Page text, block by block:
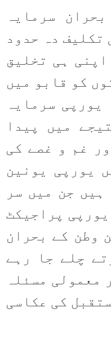
سرمایہ
تکلیف دہ حدود
ہی تخلیق
کو قابو میں
سرمایہ
میں پیدا
غم و غصے کی
یورپی یونین
ہیں جن میں سر
پراجیکٹ
وطن کے بحران
چلے جا رہے
معمولی مسئلہ
کی عکاسی